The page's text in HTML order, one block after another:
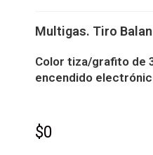
Multigas. Tiro
Color tiza/grafito de
encendido
$0